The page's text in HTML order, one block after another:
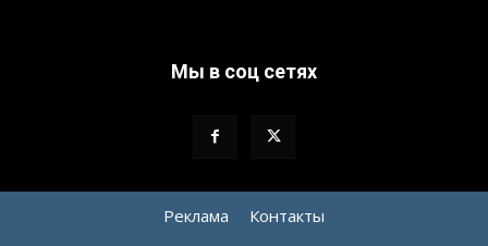
Мы в соц сетях
Реклама Контакты